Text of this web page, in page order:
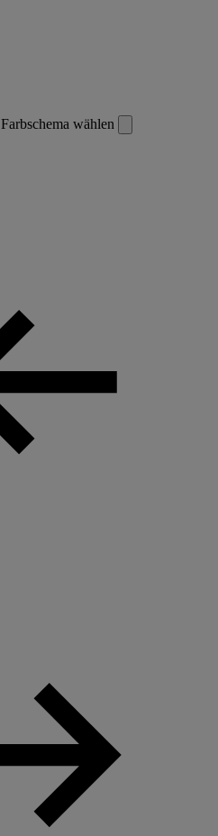
Farbschema wählen